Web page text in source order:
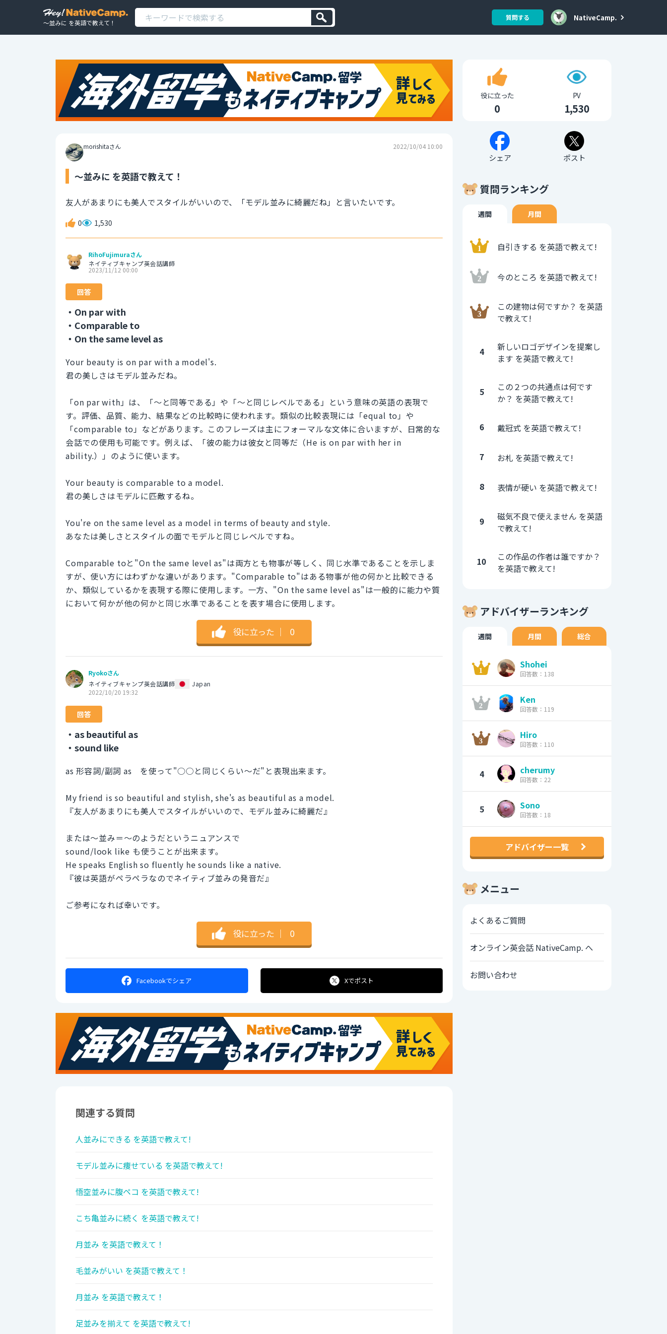
～並みに を英語で教えて！
質問する NativeCamp.
morishitaさん 2022/10/04 10:00
～並みに を英語で教えて！
友人があまりにも美人でスタイルがいいので、「モデル並みに綺麗だね」と言いたいです。
0 1,530
RihoFujimuraさん
ネイティブキャンプ英会話講師
2023/11/12 00:00
回答
・On par with
・Comparable to
・On the same level as
Your beauty is on par with a model's.
君の美しさはモデル並みだね。
「on par with」は、「～と同等である」や「～と同じレベルである」という意味の英語の表現で
す。評価、品質、能力、結果などの比較時に使われます。類似の比較表現には「equal to」や
「comparable to」などがあります。このフレーズは主にフォーマルな文体に合いますが、日常的な
会話での使用も可能です。例えば、「彼の能力は彼女と同等だ（He is on par with her in
ability.）」のように使います。
Your beauty is comparable to a model.
君の美しさはモデルに匹敵するね。
You're on the same level as a model in terms of beauty and style.
あなたは美しさとスタイルの面でモデルと同じレベルですね。
Comparable toと"On the same level as"は両方とも物事が等しく、同じ水準であることを示しま
すが、使い方にはわずかな違いがあります。"Comparable to"はある物事が他の何かと比較できる
か、類似しているかを表現する際に使用します。一方、"On the same level as"は一般的に能力や質
において何かが他の何かと同じ水準であることを表す場合に使用します。
役に立った ｜ 0
Ryokoさん
ネイティブキャンプ英会話講師
Japan
2022/10/20 19:32
回答
・as beautiful as
・sound like
as 形容詞/副詞 as を使って"○○と同じくらい～だ"と表現出来ます。
My friend is so beautiful and stylish, she's as beautiful as a model.
『友人があまりにも美人でスタイルがいいので、モデル並みに綺麗だ』
または～並み＝～のようだというニュアンスで
sound/look like も使うことが出来ます。
He speaks English so fluently he sounds like a native.
『彼は英語がペラペラなのでネイティブ並みの発音だ』
ご参考になれば幸いです。
役に立った ｜ 0
Facebookでシェア Xでポスト
関連する質問
人並みにできる を英語で教えて!
モデル並みに痩せている を英語で教えて!
悟空並みに腹ペコ を英語で教えて!
こち亀並みに続く を英語で教えて!
月並み を英語で教えて！
毛並みがいい を英語で教えて！
月並み を英語で教えて！
足並みを揃えて を英語で教えて!
役に立った
0
PV
1,530
シェア ポスト
質問ランキング
週間 月間
自引きする を英語で教えて!
今のところ を英語で教えて!
この建物は何ですか？ を英語
で教えて!
4
新しいロゴデザインを提案し
ます を英語で教えて!
5
この２つの共通点は何です
か？ を英語で教えて!
6 戴冠式 を英語で教えて!
7 お札 を英語で教えて!
8 表情が硬い を英語で教えて!
9
磁気不良で使えません を英語
で教えて!
10
この作品の作者は誰ですか？
を英語で教えて!
アドバイザーランキング
週間 月間 総合
Shohei
回答数：138
Ken
回答数：119
Hiro
回答数：110
4 cherumy
回答数：22
5 Sono
回答数：18
アドバイザー一覧
メニュー
よくあるご質問
オンライン英会話 NativeCamp. へ
お問い合わせ